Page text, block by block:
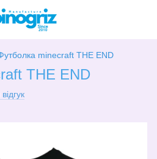
minecraft THE END
THE END